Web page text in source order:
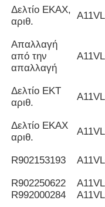
Δελτίο ΕΚΑΧ,
αριθ.
Απαλλαγή
από την
απαλλαγή
Δελτίο ΕΚΤ
αριθ.
Δελτίο ΕΚΑΧ
αριθ.
R902153193
R902250622
R992000284